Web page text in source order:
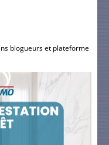
blogueurs et plateforme